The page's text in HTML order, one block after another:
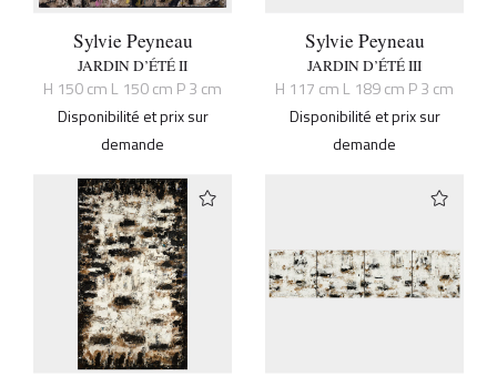
Sylvie Peyneau
JARDIN D’ÉTÉ II
H 150 cm L 150 cm P 3 cm
Disponibilité et prix sur
demande
Sylvie Peyneau
JARDIN D’ÉTÉ III
H 117 cm L 189 cm P 3 cm
Disponibilité et prix sur
demande